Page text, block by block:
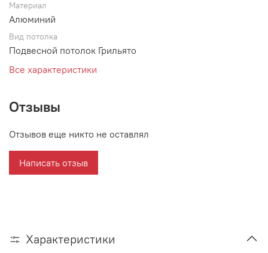
Материал
Алюминий
Вид потолка
Подвесной потолок Грильято
Все характеристики
Отзывы
Отзывов еще никто не оставлял
Написать отзыв
Характеристики